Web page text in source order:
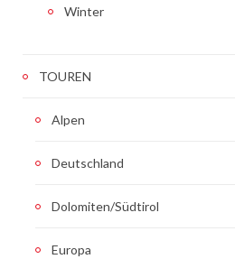
Winter
TOUREN
Alpen
Deutschland
Dolomiten/Südtirol
Europa